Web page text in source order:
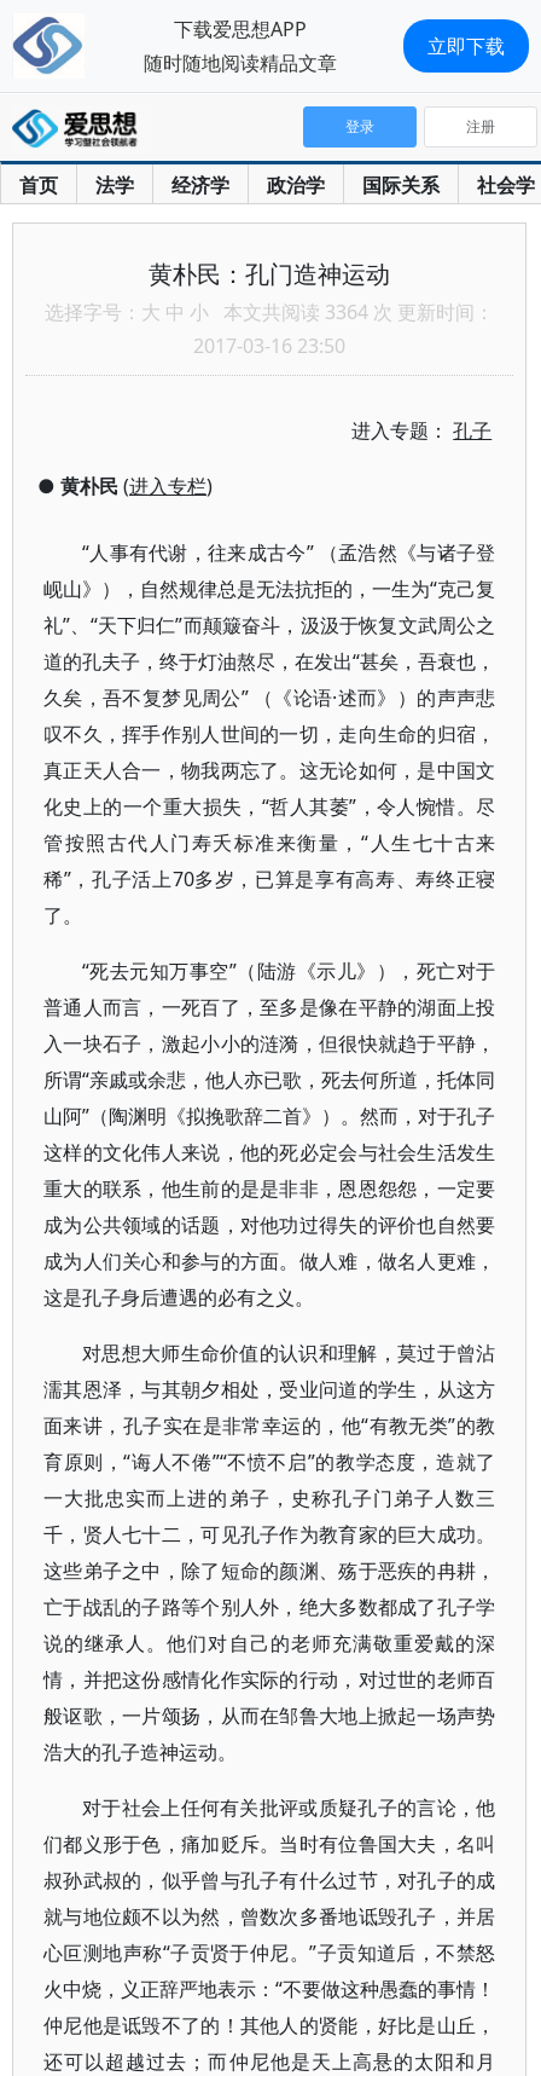
首页 法学 经济学 政治学 国际关系 社会学
登录 注册
黄朴民：孔门造神运动
选择字号： 大 中 小 本文共阅读 3364 次 更新时间：
2017-03-16 23:50
进入专题：孔子
● 黄朴民(进入专栏)
“人事有代谢，往来成古今” （孟浩然《与诸子登
岘山》），自然规律总是无法抗拒的，一生为“克己复
礼”、“天下归仁”而颠簸奋斗，汲汲于恢复文武周公之
道的孔夫子，终于灯油熬尽，在发出“甚矣，吾衰也，
久矣，吾不复梦见周公” （《论语·述而》）的声声悲
叹不久，挥手作别人世间的一切，走向生命的归宿，
真正天人合一，物我两忘了。这无论如何，是中国文
化史上的一个重大损失，“哲人其萎”，令人惋惜。尽
管按照古代人门寿夭标准来衡量，“人生七十古来
稀”，孔子活上70多岁，已算是享有高寿、寿终正寝
了。
“死去元知万事空”（陆游《示儿》），死亡对于
普通人而言，一死百了，至多是像在平静的湖面上投
入一块石子，激起小小的涟漪，但很快就趋于平静，
所谓“亲戚或余悲，他人亦已歌，死去何所道，托体同
山阿”（陶渊明《拟挽歌辞二首》）。然而，对于孔子
这样的文化伟人来说，他的死必定会与社会生活发生
重大的联系，他生前的是是非非，恩恩怨怨，一定要
成为公共领域的话题，对他功过得失的评价也自然要
成为人们关心和参与的方面。做人难，做名人更难，
这是孔子身后遭遇的必有之义。
对思想大师生命价值的认识和理解，莫过于曾沾
濡其恩泽，与其朝夕相处，受业问道的学生，从这方
面来讲，孔子实在是非常幸运的，他“有教无类”的教
育原则，“诲人不倦”“不愤不启”的教学态度，造就了
一大批忠实而上进的弟子，史称孔子门弟子人数三
千，贤人七十二，可见孔子作为教育家的巨大成功。
这些弟子之中，除了短命的颜渊、殇于恶疾的冉耕，
亡于战乱的子路等个别人外，绝大多数都成了孔子学
说的继承人。他们对自己的老师充满敬重爱戴的深
情，并把这份感情化作实际的行动，对过世的老师百
般讴歌，一片颂扬，从而在邹鲁大地上掀起一场声势
浩大的孔子造神运动。
对于社会上任何有关批评或质疑孔子的言论，他
们都义形于色，痛加贬斥。当时有位鲁国大夫，名叫
叔孙武叔的，似乎曾与孔子有什么过节，对孔子的成
就与地位颇不以为然，曾数次多番地诋毁孔子，并居
心叵测地声称“子贡贤于仲尼。”子贡知道后，不禁怒
火中烧，义正辞严地表示：“不要做这种愚蠢的事情！
仲尼他是诋毁不了的！其他人的贤能，好比是山丘，
还可以超越过去；而仲尼他是天上高悬的太阳和月
下载爱思想APP
随时随地阅读精品文章
立即下载